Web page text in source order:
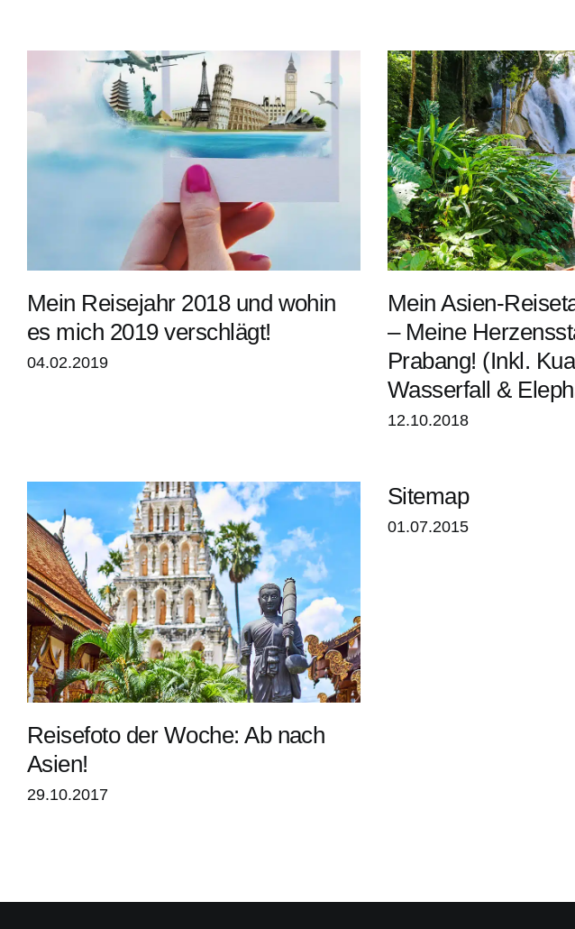
Mein Reisejahr 2018 und wohin
es mich 2019 verschlägt!
04.02.2019
Mein Asien-
– Meine
Prabang! (Inkl.
Wasserfall &
12.10.2018
Reisefoto der Woche: Ab nach
Asien!
29.10.2017
Sitemap
01.07.2015